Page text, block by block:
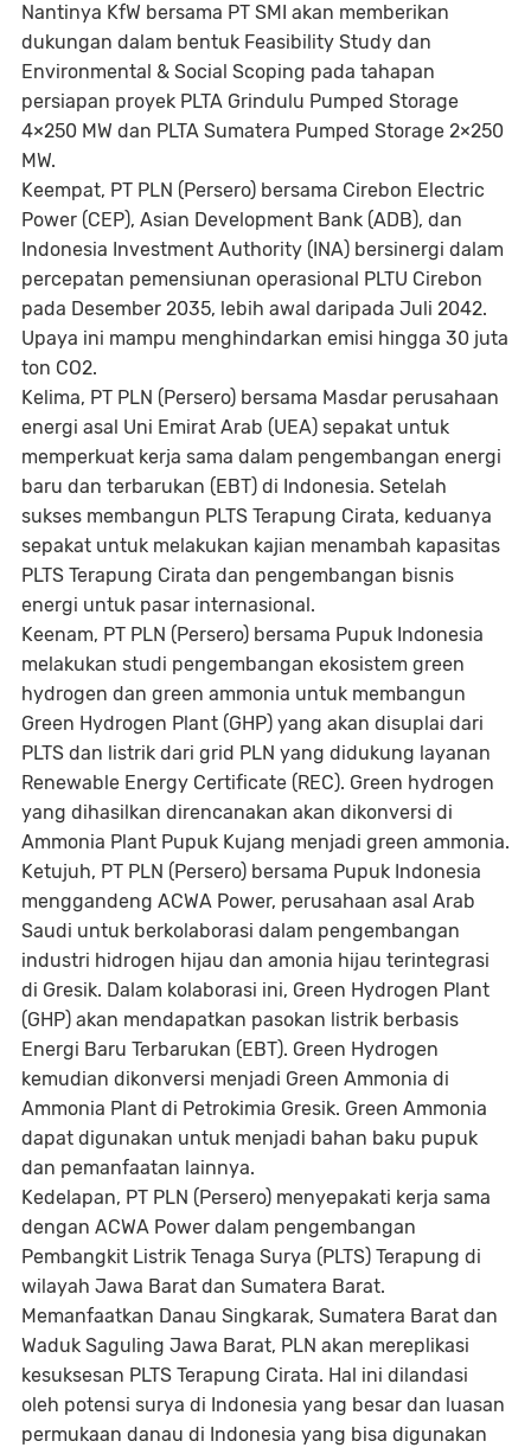
Nantinya KfW bersama PT SMI akan memberikan
dukungan dalam bentuk Feasibility Study dan
Environmental & Social Scoping pada tahapan
persiapan proyek PLTA Grindulu Pumped Storage
4×250 MW dan PLTA Sumatera Pumped Storage 2×250
MW.
Keempat, PT PLN (Persero) bersama Cirebon Electric
Power (CEP), Asian Development Bank (ADB), dan
Indonesia Investment Authority (INA) bersinergi dalam
percepatan pemensiunan operasional PLTU Cirebon
pada Desember 2035, lebih awal daripada Juli 2042.
Upaya ini mampu menghindarkan emisi hingga 30 juta
ton CO2.
Kelima, PT PLN (Persero) bersama Masdar perusahaan
energi asal Uni Emirat Arab (UEA) sepakat untuk
memperkuat kerja sama dalam pengembangan energi
baru dan terbarukan (EBT) di Indonesia. Setelah
sukses membangun PLTS Terapung Cirata, keduanya
sepakat untuk melakukan kajian menambah kapasitas
PLTS Terapung Cirata dan pengembangan bisnis
energi untuk pasar internasional.
Keenam, PT PLN (Persero) bersama Pupuk Indonesia
melakukan studi pengembangan ekosistem green
hydrogen dan green ammonia untuk membangun
Green Hydrogen Plant (GHP) yang akan disuplai dari
PLTS dan listrik dari grid PLN yang didukung layanan
Renewable Energy Certificate (REC). Green hydrogen
yang dihasilkan direncanakan akan dikonversi di
Ammonia Plant Pupuk Kujang menjadi green ammonia.
Ketujuh, PT PLN (Persero) bersama Pupuk Indonesia
menggandeng ACWA Power, perusahaan asal Arab
Saudi untuk berkolaborasi dalam pengembangan
industri hidrogen hijau dan amonia hijau terintegrasi
di Gresik. Dalam kolaborasi ini, Green Hydrogen Plant
(GHP) akan mendapatkan pasokan listrik berbasis
Energi Baru Terbarukan (EBT). Green Hydrogen
kemudian dikonversi menjadi Green Ammonia di
Ammonia Plant di Petrokimia Gresik. Green Ammonia
dapat digunakan untuk menjadi bahan baku pupuk
dan pemanfaatan lainnya.
Kedelapan, PT PLN (Persero) menyepakati kerja sama
dengan ACWA Power dalam pengembangan
Pembangkit Listrik Tenaga Surya (PLTS) Terapung di
wilayah Jawa Barat dan Sumatera Barat.
Memanfaatkan Danau Singkarak, Sumatera Barat dan
Waduk Saguling Jawa Barat, PLN akan mereplikasi
kesuksesan PLTS Terapung Cirata. Hal ini dilandasi
oleh potensi surya di Indonesia yang besar dan luasan
permukaan danau di Indonesia yang bisa digunakan